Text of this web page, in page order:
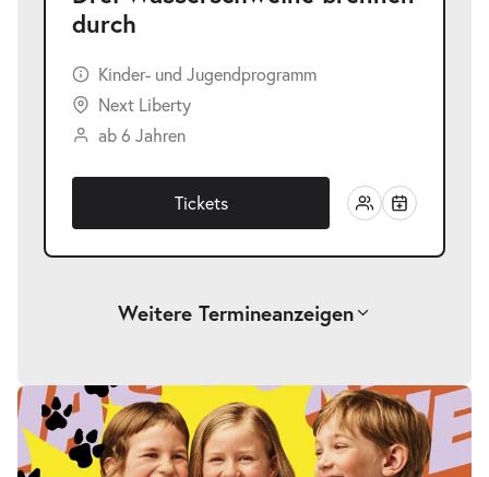
durch
Kinder- und Jugendprogramm
Next Liberty
ab 6 Jahren
Tickets
Weitere Termineanzeigen
Drei Wasserschweine brennen durch-
Fr.
Fr. 19.03.2027
17:00–18:15 Uhr
Tickets